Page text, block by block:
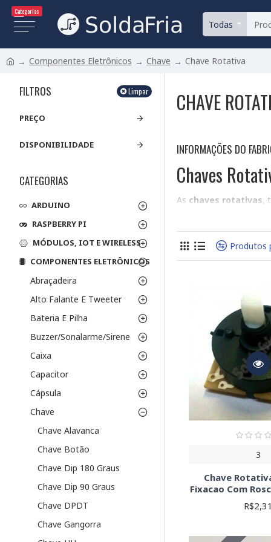
Categorias
Todas
Componentes Eletrônicos Chave Chave Rotativa
FILTROS Limpar
PREÇO
DISPONIBILIDADE
CATEGORIAS
ARDUINO
RASPBERRY PI
MÓDULOS, IOT E WIRELESS
COMPONENTES ELETRÔNICOS
Abraçadeira
Alto Falante E Tweeter
Bateria E Pilha
Buzzer/Sonalarme/Sirene
Caixa
Capacitor
Cápsula
Chave
Chave Alavanca
Chave Botão
Chave Dip 180 Graus
Chave Dip 90 Graus
Chave DPDT
Chave Gangorra
CHAVE
INFORMAÇÕES DO
Chaves
As chaves rotativas,
Tipos de Chaves
e fáceis de
SMD (Surface
montagem e
soldagem.
Parâmetros
Número de
seu projeto
Tipo de
permanece
Tensão e
especificações
segurança.
Tipo de
Material do
Considere o
Ângulo de
Ao selecionar uma
Produtos
3
Chave
Fixacao Com
R$2,31